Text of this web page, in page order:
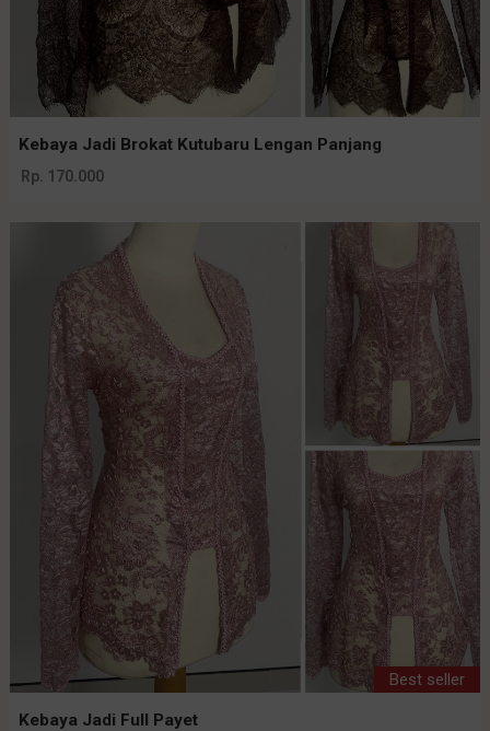
Kebaya Jadi Brokat Kutubaru Lengan Panjang
Rp. 170.000
Best seller
Kebaya Jadi Full Payet